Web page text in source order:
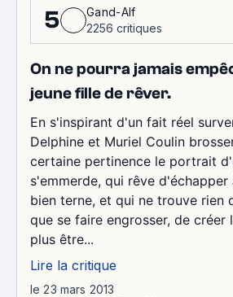
5
Gand-Alf
2256 critiques
On ne pourra jamais
jeune fille de rêver.
En s'inspirant d'un fait réel
Delphine et Muriel Coulin
certaine pertinence le portrait
s'emmerde, qui rêve
bien terne, et qui ne trouve rien
que se faire engrosser, de créer
plus être...
Lire la critique
le 23 mars 2013